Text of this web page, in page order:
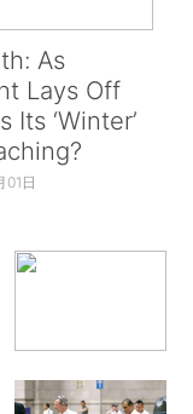
As
Lays Off
Its ‘Winter’
01日